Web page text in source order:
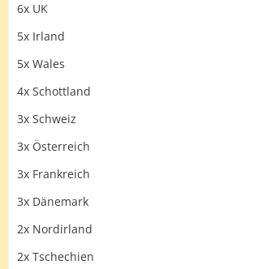
6x UK
5x Irland
5x Wales
4x Schottland
3x Schweiz
3x Österreich
3x Frankreich
3x Dänemark
2x Nordirland
2x Tschechien